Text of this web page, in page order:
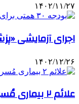
۱۴۰۲/۱۱/۲۷
اجرای آزمایشی «پزشکی خانواده» از
۱۴۰۲/۱۲/۲۶
علائم ۲ بیماری مُسری شایع که باعث تب می‌شوند